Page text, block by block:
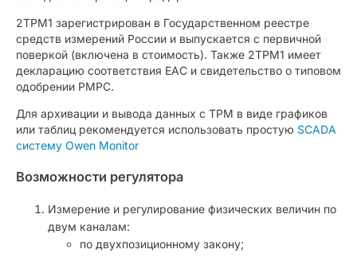
2ТРМ1 зарегистрирован в Государственном реестре
средств измерений России и выпускается с первичной
поверкой (включена в стоимость). Также 2ТРМ1 имеет
декларацию соответствия ЕАС и свидетельство о типовом
одобрении РМРС.
Для архивации и вывода данных с ТРМ в виде графиков
или таблиц рекомендуется использовать простую SCADA
систему Owen Monitor
Возможности регулятора
Измерение и регулирование физических величин по
двум каналам:
по двухпозиционному закону;